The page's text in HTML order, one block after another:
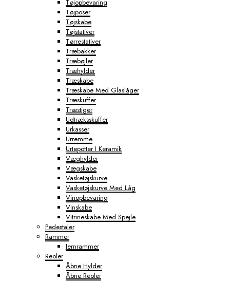
Tøjopbevaring
Tøjposer
Tøjskabe
Tøjstativer
Tørrestativer
Træbakker
Træbøjler
Træhylder
Træskabe
Træskabe Med Glaslåger
Træskuffer
Træstiger
Udtræksskuffer
Urkasser
Urremme
Urtepotter I Keramik
Væghylder
Vægskabe
Vasketøjskurve
Vasketøjskurve Med Låg
Vinopbevaring
Vinskabe
Vitrineskabe Med Spejle
Pedestaler
Rammer
Jernrammer
Reoler
Åbne Hylder
Åbne Reoler